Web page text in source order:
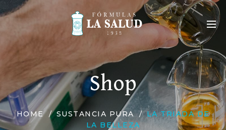
Shop
HOME SUSTANCIA PURA
LA TRIADA DE
LA BELLEZA